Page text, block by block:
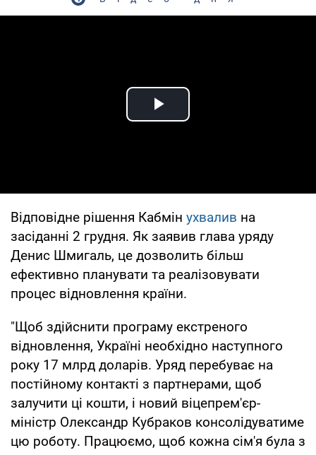
Play Video
Відповідне рішення Кабмін ухвалив на
засіданні 2 грудня. Як заявив глава уряду
Денис Шмигаль, це дозволить більш
ефективно планувати та реалізовувати
процес відновлення країни.
"Щоб здійснити програму екстреного
відновлення, Україні необхідно наступного
року 17 млрд доларів. Уряд перебуває на
постійному контакті з партнерами, щоб
залучити ці кошти, і новий віцепрем'єр-
міністр Олександр Кубраков консолідуватиме
цю роботу. Працюємо, щоб кожна сім'я була з